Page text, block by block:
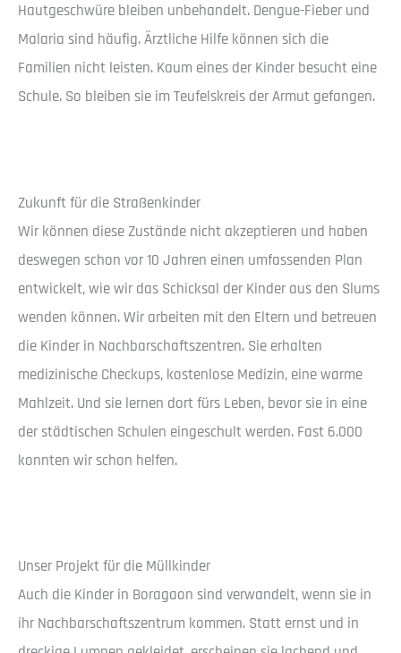
Hautgeschwüre bleiben unbehandelt. Dengue-Fieber und
Malaria sind häufig. Ärztliche Hilfe können sich die
Familien nicht leisten. Kaum eines der Kinder besucht eine
Schule. So bleiben sie im Teufelskreis der Armut gefangen.
Zukunft für die Straßenkinder
Wir können diese Zustände nicht akzeptieren und haben
deswegen schon vor 10 Jahren einen umfassenden Plan
entwickelt, wie wir das Schicksal der Kinder aus den Slums
wenden können. Wir arbeiten mit den Eltern und betreuen
die Kinder in Nachbarschaftszentren. Sie erhalten
medizinische Checkups, kostenlose Medizin, eine warme
Mahlzeit. Und sie lernen dort fürs Leben, bevor sie in eine
der städtischen Schulen eingeschult werden. Fast 6.000
konnten wir schon helfen.
Unser Projekt für die Müllkinder
Auch die Kinder in Boragaon sind verwandelt, wenn sie in
ihr Nachbarschaftszentrum kommen. Statt ernst und in